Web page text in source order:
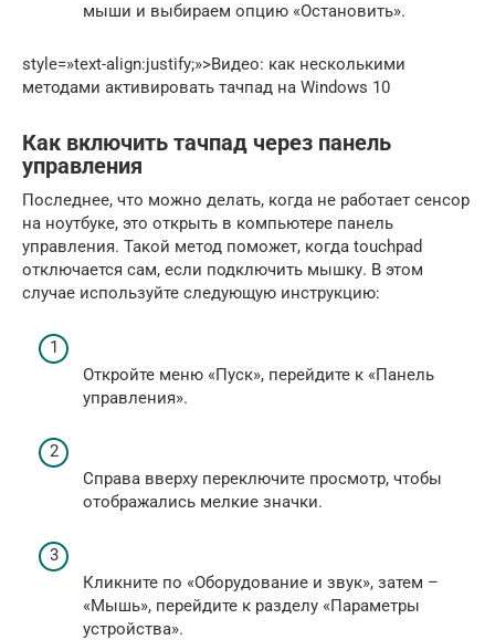
мыши и выбираем опцию «Остановить».
style=»text-align:justify;»>Видео: как несколькими
методами активировать тачпад на Windows 10
Как включить тачпад через панель
управления
Последнее, что можно делать, когда не работает сенсор
на ноутбуке, это открыть в компьютере панель
управления. Такой метод поможет, когда touchpad
отключается сам, если подключить мышку. В этом
случае используйте следующую инструкцию:
Откройте меню «Пуск», перейдите к «Панель
управления».
Справа вверху переключите просмотр, чтобы
отображались мелкие значки.
Кликните по «Оборудование и звук», затем –
«Мышь», перейдите к разделу «Параметры
устройства».